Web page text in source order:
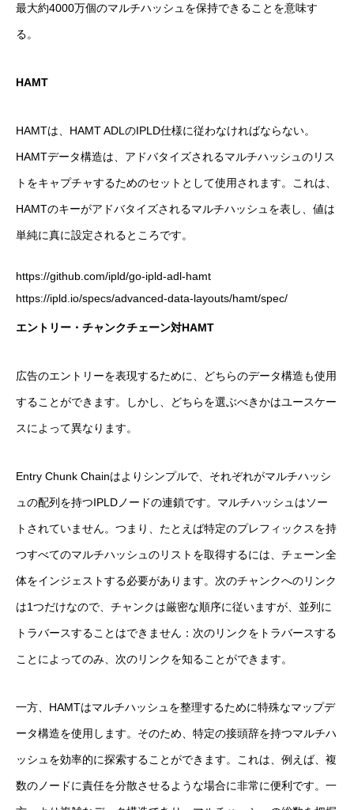
最大約4000万個のマルチハッシュを保持できることを意味す
る。
HAMT
HAMTは、HAMT ADLのIPLD仕様に従わなければならない。
HAMTデータ構造は、アドバタイズされるマルチハッシュのリス
トをキャプチャするためのセットとして使用されます。これは、
HAMTのキーがアドバタイズされるマルチハッシュを表し、値は
単純に真に設定されるところです。
https://github.com/ipld/go-ipld-adl-hamt
https://ipld.io/specs/advanced-data-layouts/hamt/spec/
エントリー・チャンクチェーン対HAMT
広告のエントリーを表現するために、どちらのデータ構造も使用
することができます。しかし、どちらを選ぶべきかはユースケー
スによって異なります。
Entry Chunk Chainはよりシンプルで、それぞれがマルチハッシ
ュの配列を持つIPLDノードの連鎖です。マルチハッシュはソー
トされていません。つまり、たとえば特定のプレフィックスを持
つすべてのマルチハッシュのリストを取得するには、チェーン全
体をインジェストする必要があります。次のチャンクへのリンク
は1つだけなので、チャンクは厳密な順序に従いますが、並列に
トラバースすることはできません：次のリンクをトラバースする
ことによってのみ、次のリンクを知ることができます。
一方、HAMTはマルチハッシュを整理するために特殊なマップデ
ータ構造を使用します。そのため、特定の接頭辞を持つマルチハ
ッシュを効率的に探索することができます。これは、例えば、複
数のノードに責任を分散させるような場合に非常に便利です。一